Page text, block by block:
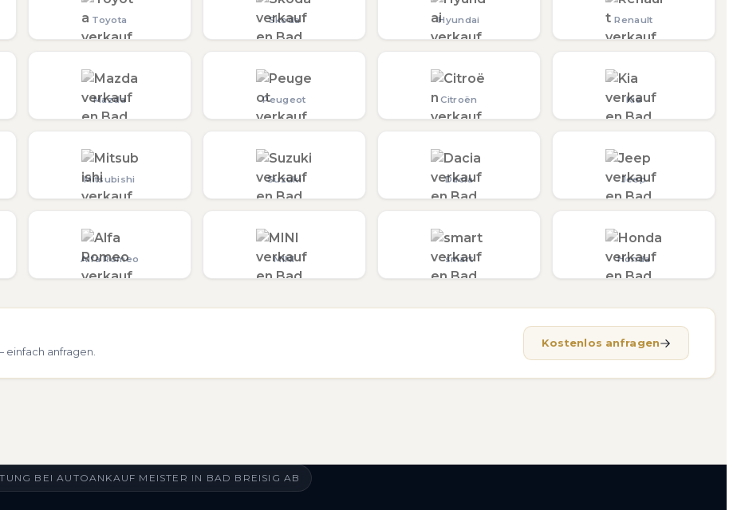
Toyota Skoda Hyundai Renault
Mazda Peugeot Citroën Kia
Mitsubishi Suzuki Dacia Jeep
Alfa Romeo MINI smart Honda
anfragen.
Kostenlos anfragen
BEI AUTOANKAUF MEISTER IN BAD BREISIG AB